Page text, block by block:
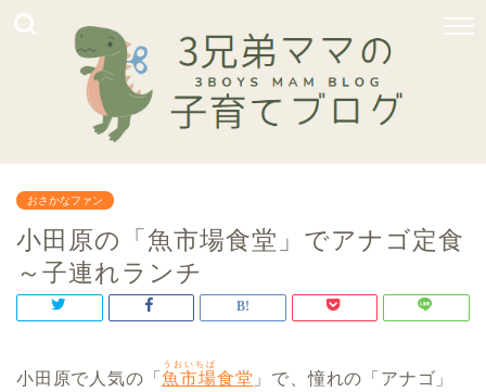
おさかなファン
小田原の「魚市場食堂」でアナゴ定食
～子連れランチ
小田原で人気の「魚市場
うおいちば
食堂 」で、憧れの「アナゴ」